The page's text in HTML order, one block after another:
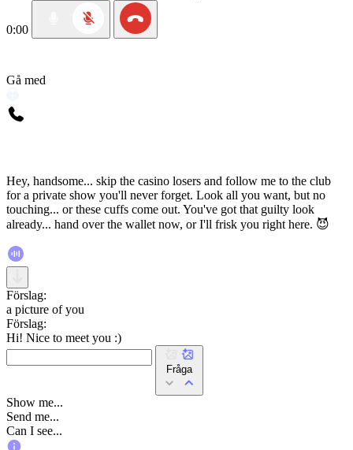
0:00
Gå med
Hey, handsome... skip the casino losers and follow me to the club
for a private show you'll never forget. Look all you want, but no
touching... or these cuffs come out. You've got that guilty look
already... hand over the wallet now, or I'll frisk you right here. 😈
Förslag:
a picture of you
Förslag:
Hi! Nice to meet you :)
Fråga
Show me...
Send me...
Can I see...